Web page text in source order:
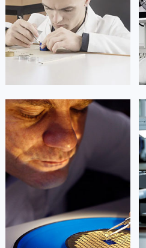
凯罗尔·切尔西
资深帝舵技师
是成都市锦江区帝舵售后服务中心
(成都帝舵售后维修中心)
的高级技师之一
Chengdu Tudor Maintain center
成都市锦江区帝舵维修